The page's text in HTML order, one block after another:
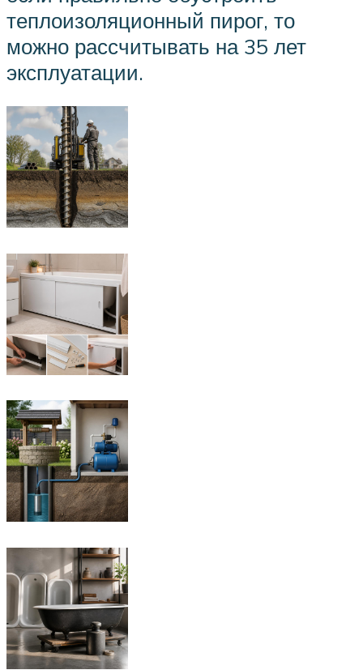
теплоизоляционный пирог, то
можно рассчитывать на 35 лет
эксплуатации.